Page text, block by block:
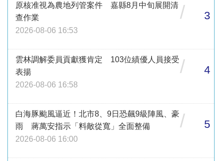
原核准視為農地列管案件 嘉縣8月中旬展開清
查作業
2026-08-06 16:53
/ 3
雲林調解委員貢獻獲肯定 103位績優人員接受
表揚
2026-08-06 16:58
/ 4
白海豚颱風逼近！北市8、9日恐飆9級陣風、豪
雨 蔣萬安指示「料敵從寬」全面整備
2026-08-06 16:00
/ 5